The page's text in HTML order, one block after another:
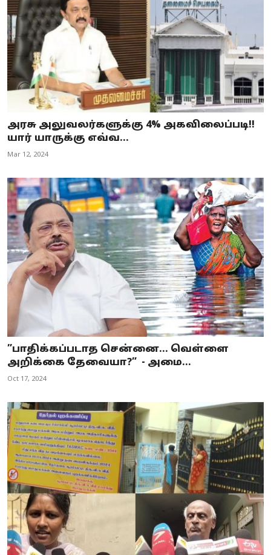
அரசு அலுவலர்களுக்கு 4% அகவிலைப்படி!!
யார் யாருக்கு எவ்வ...
Mar 12, 2024
”பாதிக்கப்படாத சென்னை... வெள்ளை
அறிக்கை தேவையா?” - அமை...
Oct 17, 2024